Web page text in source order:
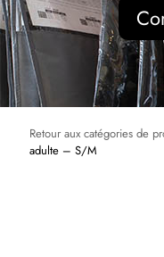
Retour aux catégories de
adulte – S/M